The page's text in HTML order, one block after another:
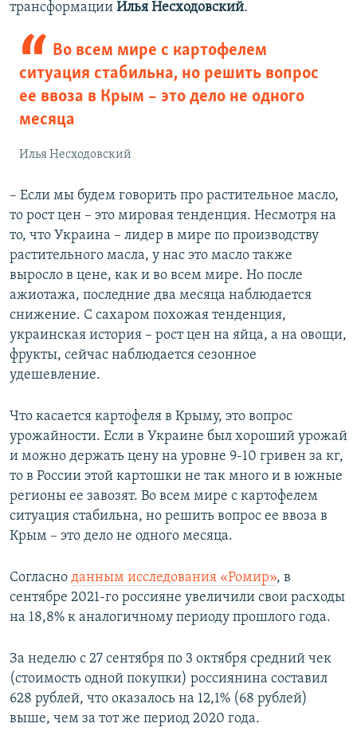
трансформации Илья Несходовский.
Во всем мире с картофелем
ситуация стабильна, но решить вопрос
ее ввоза в Крым – это дело не одного
месяца
Илья Несходовский
– Если мы будем говорить про растительное масло,
то рост цен – это мировая тенденция. Несмотря на
то, что Украина – лидер в мире по производству
растительного масла, у нас это масло также
выросло в цене, как и во всем мире. Но после
ажиотажа, последние два месяца наблюдается
снижение. С сахаром похожая тенденция,
украинская история – рост цен на яйца, а на овощи,
фрукты, сейчас наблюдается сезонное
удешевление.
Что касается картофеля в Крыму, это вопрос
урожайности. Если в Украине был хороший урожай
и можно держать цену на уровне 9-10 гривен за кг,
то в России этой картошки не так много и в южные
регионы ее завозят. Во всем мире с картофелем
ситуация стабильна, но решить вопрос ее ввоза в
Крым – это дело не одного месяца.
Согласно данным исследования «Ромир», в
сентябре 2021-го россияне увеличили свои расходы
на 18,8% к аналогичному периоду прошлого года.
За неделю с 27 сентября по 3 октября средний чек
(стоимость одной покупки) россиянина составил
628 рублей, что оказалось на 12,1% (68 рублей)
выше, чем за тот же период 2020 года.